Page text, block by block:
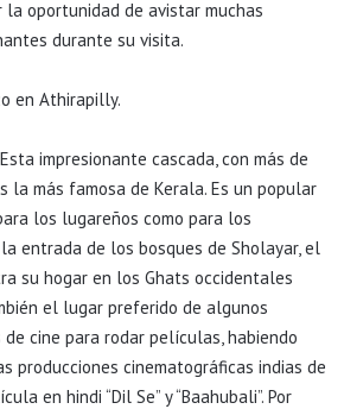
oportunidad de avistar muchas
durante su visita.
en Athirapilly.
impresionante cascada, con más de
la más famosa de Kerala. Es un popular
los lugareños como para los
entrada de los bosques de Sholayar, el
su hogar en los Ghats occidentales
el lugar preferido de algunos
cine para rodar películas, habiendo
producciones cinematográficas indias de
en hindi “Dil Se” y “Baahubali”. Por